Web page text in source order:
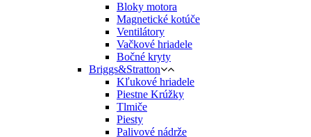
Bloky motora
Magnetické kotúče
Ventilátory
Vačkové hriadele
Bočné kryty
Briggs&Stratton
Kľukové hriadele
Piestne Krúžky
Tlmiče
Piesty
Palivové nádrže